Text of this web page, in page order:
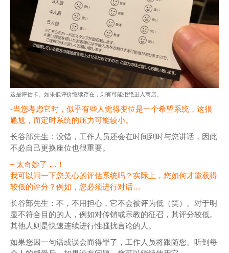
这是评估卡。如果低评价继续存在，则有可能拒绝进入商店。
-当您考虑它时，似乎有些人觉得变位是一个希望系统，这很
尴尬，而定时系统的压力可能较小。
长谷部先生：没错，工作人员还会在时间到时与您讲话，因此
不必自己更换座位也很重要。
– 太奇妙了 …！
我可以问一下您关心的评估系统吗？实际上，您如何才能获得
较低的评分？例如，您必须进行对话…
长谷部先生：不，不用担心，它不会被评为低（笑）。对于明
显不符合目的的人，例如对传销或宗教的征召，其评分较低。
其他人则是快速连续进行性骚扰言论的人。
如果您因一句话或误会而得罪了，工作人员将跟随您。听到每